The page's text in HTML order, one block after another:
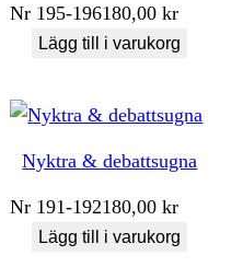
Nr 195-196180,00kr
Lägg till i varukorg
Nyktra & debattsugna
Nr 191-192180,00kr
Lägg till i varukorg